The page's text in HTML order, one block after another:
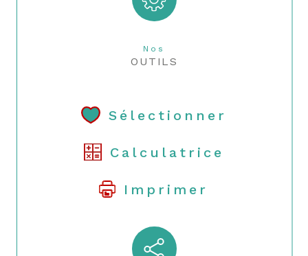
Nos
OUTILS
Sélectionner
Calculatrice
Imprimer